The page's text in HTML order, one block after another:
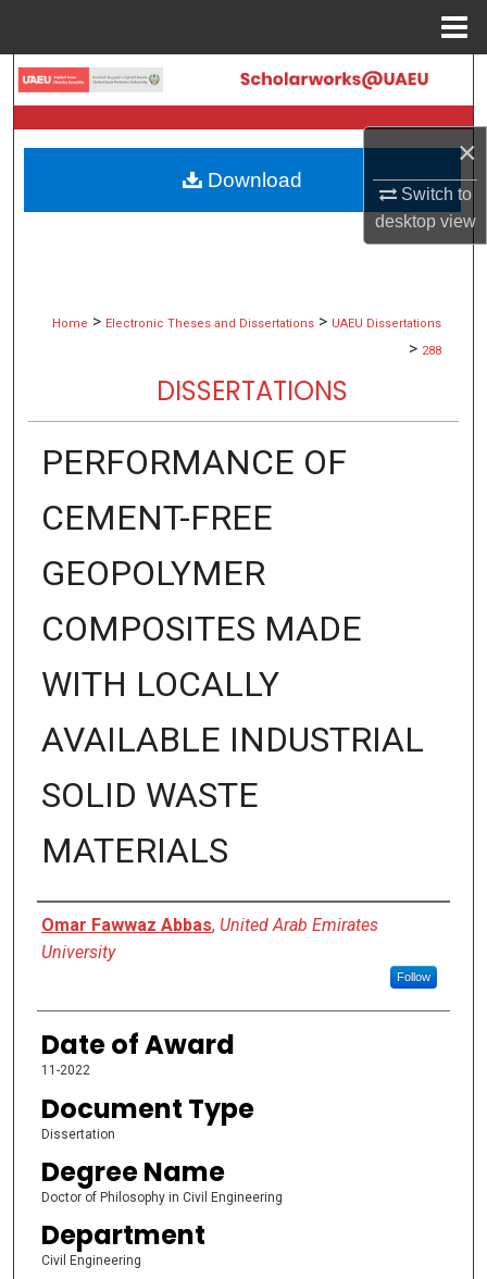
×
Switch to
desktopview
Search
Browse Collections
My Account
Home > Electronic Theses and Dissertations > UAEU Dissertations
> 288
DISSERTATIONS
PERFORMANCE OF
CEMENT-FREE
GEOPOLYMER
COMPOSITES MADE
WITH LOCALLY
AVAILABLE INDUSTRIAL
SOLID WASTE
MATERIALS
Author
Omar Fawwaz Abbas, United Arab Emirates
University
Follow
Date of Award
11-2022
Document Type
Dissertation
Degree Name
Doctor of Philosophy in Civil Engineering
Department
Civil Engineering
Download